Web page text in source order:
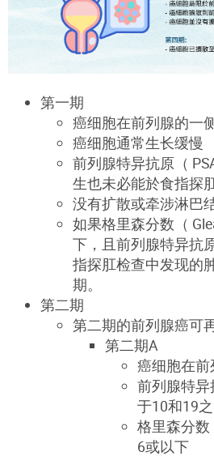
第一期
癌细胞在前列腺的一
癌细胞通常生长缓慢
前列腺特异抗原（
生也未必能於食指探
没有扩散或牵涉淋巴
如果格里森分数（
下，且前列腺特异抗
指探肛检查中发现的
期。
第二期
第二期的前列腺癌可
第二期A
癌细胞在
前列腺特异
于10和19
格里森分数
6或以下